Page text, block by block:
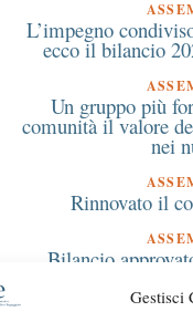
Gestisci
L’impegno
ecco il bilancio
Un gruppo più
comunità il valore
nei
Rinnovato il
Bilancio